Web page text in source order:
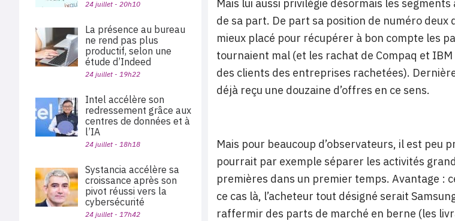
Mais lui aussi privilégie désormais les
de sa part. De part sa position de numéro
mieux placé pour récupérer à bon compte les
tournaient mal (et les rachat de Compaq et
des clients des entreprises rachetées).
déjà reçu une douzaine d’offres en ce sens.
Mais pour beaucoup d’observateurs, il est peu
pourrait par exemple séparer les activités
premières dans un premier temps. Avantage :
ce cas là, l’acheteur tout désigné serait
raffermir des parts de marché en berne (les
24 juillet - 20h10
La présence au bureau
ne rend pas plus
productif, selon une
étude d’Indeed
24 juillet - 19h22
Intel accélère son
redressement grâce aux
centres de données et à
l’IA
24 juillet - 18h18
Systancia accélère sa
croissance après son
pivot réussi vers la
cybersécurité
24 juillet - 17h42